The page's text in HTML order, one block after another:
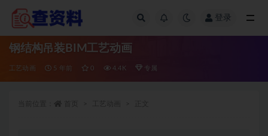
登录
钢结构吊装BIM工艺动画
工艺动画 5 年前 0 4.4K 专属